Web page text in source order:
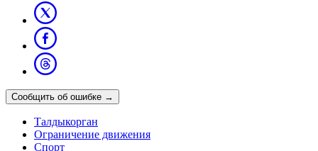
Сообщить об ошибке →
Талдыкорган
Ограничение движения
Спорт